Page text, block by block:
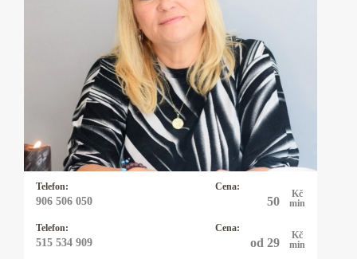
Telefon:
906 506 050
Cena:
50
Kč
min
Telefon:
515 534 909
Cena:
od 29
Kč
min
Kartářka Mina
Výkladem z karet se zabývám 20let a vykládám
karty Osho Zen Tarot. Tyto karty nevěští, ale
pojmenovávají pravdu přítomného okamžiku a
pouze nabízejí možnosti řešení daného
problému. Tím ponechávají člověku
svobodnou vůli, jak vše řešit. Občas používám
kyvadlo které vyrobila moje dcera.